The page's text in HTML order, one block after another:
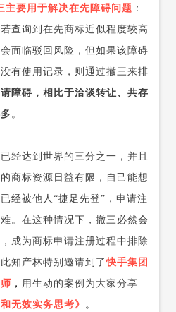
主要用于解决在先障碍问题 ：
查询到在先商标近似程度较高
面临驳回风险，但如果该障碍
有使用记录，则通过撤三来排
障碍，相比于洽谈转让、共存
。
经达到世界的三分之一，并且
商标资源日益有限，自己能想
经被他人“捷足先登”，申请注
。在这种情况下，撤三必然会
成为商标申请注册过程中排除
知产林特别邀请到了快手集团
， 用生动的案例为大家分享
无效实务思考》
。